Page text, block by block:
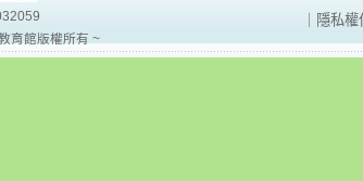
育館版權所有 ~
隱私權